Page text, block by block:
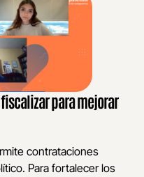
para mejorar
contrataciones
Para fortalecer los